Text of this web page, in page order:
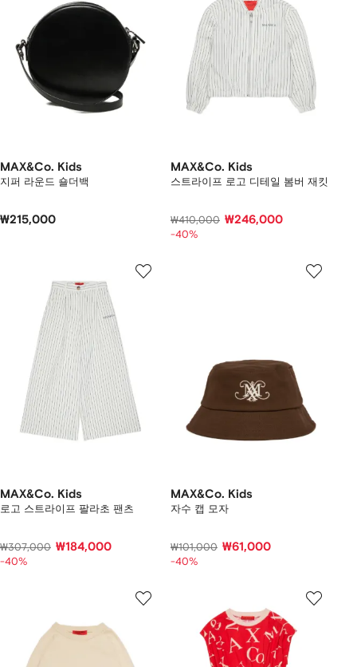
MAX&Co. Kids
지퍼 라운드 숄더백
₩215,000
MAX&Co. Kids
스트라이프 로고 디테일 봄버 재킷
₩410,000 ₩246,000
-40%
MAX&Co. Kids
로고 스트라이프 팔라초 팬츠
₩307,000 ₩184,000
-40%
MAX&Co. Kids
자수 캡 모자
₩101,000 ₩61,000
-40%